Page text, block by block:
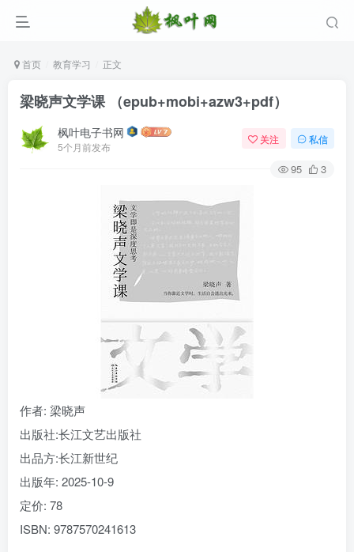
首页 教育学习 正文
梁晓声文学课 （epub+mobi+azw3+pdf）
枫叶电子书网
5个月前发布
关注 私信
95 3
作者: 梁晓声
出版社:长江文艺出版社
出品方:长江新世纪
出版年: 2025-10-9
定价: 78
ISBN: 9787570241613